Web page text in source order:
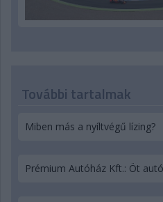
További tartalmak
Miben más a nyíltvégű lízing?
Prémium Autóház Kft.: Öt